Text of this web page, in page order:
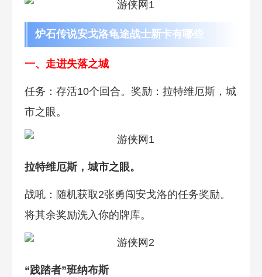
炉石传说安戈洛龟途战士新卡有哪些
一、走进失落之城
任务：存活10个回合。奖励：拉特维厄斯，城
市之眼。
拉特维厄斯，城市之眼。
战吼：随机获取2张勇闯安戈洛的任务奖励。
将其余奖励洗入你的牌库。
“践踏者”班纳布斯